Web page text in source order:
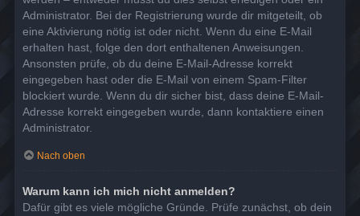
Administrator. Bei der Registrierung wurde dir mitgeteilt, ob
eine Aktivierung nötig ist oder nicht. Wenn du eine E-Mail
erhalten hast, folge den dort enthaltenen Anweisungen.
Ansonsten prüfe, ob du deine E-Mail-Adresse korrekt
eingegeben hast oder die E-Mail von einem Spam-Filter
blockiert wurde. Wenn du dir sicher bist, dass deine E-Mail-
Adresse korrekt eingegeben wurde, dann kontaktiere einen
Administrator.
Nach oben
Warum kann ich mich nicht anmelden?
Dafür gibt es viele mögliche Gründe. Prüfe zunächst, ob dein